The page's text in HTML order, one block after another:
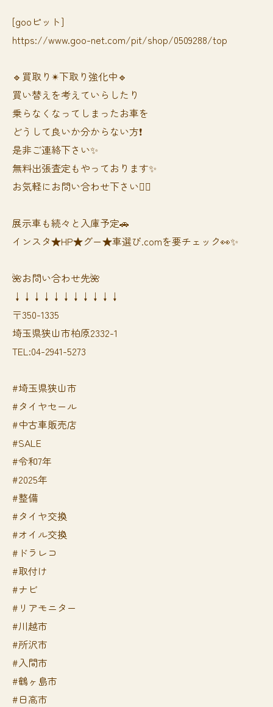
[gooピット]
https://www.goo-net.com/pit/shop/0509288/top
🔹買取り✴︎下取り強化中🔹
買い替えを考えていらしたり
乗らなくなってしまったお車を
どうして良いか分からない方❗️
是非ご連絡下さい✨
無料出張査定もやっております✨
お気軽にお問い合わせ下さい🙆‍♀️
展示車も続々と入庫予定🚗
インスタ★HP★グー★車選び.comを要チェック👀✨
🌺お問い合わせ先🌺
↓↓↓↓↓↓↓↓↓↓↓
〒350-1335
埼玉県狭山市柏原2332-1
TEL:04-2941-5273
#埼玉県狭山市
#タイヤセール
#中古車販売店
#SALE
#令和7年
#2025年
#整備
#タイヤ交換
#オイル交換
#ドラレコ
#取付け
#ナビ
#リアモニター
#川越市
#所沢市
#入間市
#鶴ヶ島市
#日高市